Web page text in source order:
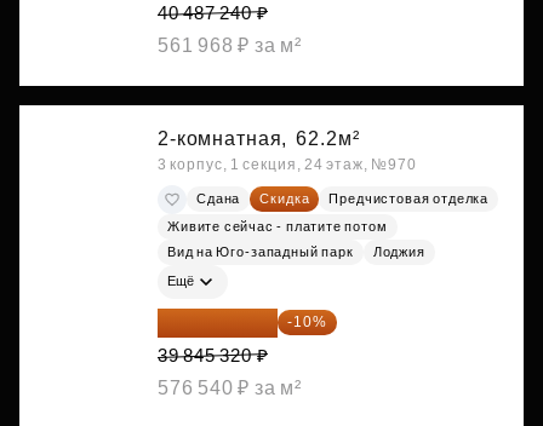
40 487 240 ₽
561 968 ₽ за м²
2-комнатная, 62.2м²
3 корпус, 1 секция, 24 этаж, №970
Сдана Скидка
Предчистовая отделка
Живите сейчас - платите потом
Вид на Юго-западный парк
Лоджия
Ещё
35 860 788 ₽ -10%
39 845 320 ₽
576 540 ₽ за м²